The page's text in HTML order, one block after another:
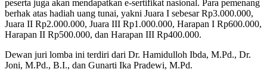
peserta juga akan mendapatkan e-sertifikat nasional. Para pemenang
berhak atas hadiah uang tunai, yakni Juara I sebesar Rp3.000.000,
Juara II Rp2.000.000, Juara III Rp1.000.000, Harapan I Rp600.000,
Harapan II Rp500.000, dan Harapan III Rp400.000.
Dewan juri lomba ini terdiri dari Dr. Hamidulloh Ibda, M.Pd., Dr.
Joni, M.Pd., B.I., dan Gunarti Ika Pradewi, M.Pd.